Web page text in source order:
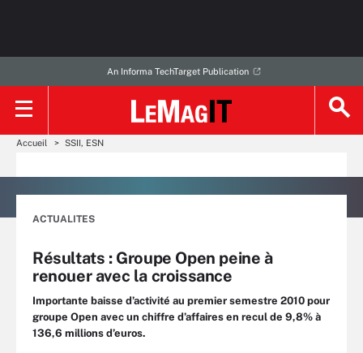
An Informa TechTarget Publication
Accueil SSII, ESN
ACTUALITES
Résultats : Groupe Open peine à
renouer avec la croissance
Importante baisse d’activité au premier semestre 2010 pour
groupe Open avec un chiffre d’affaires en recul de 9,8% à
136,6 millions d’euros.